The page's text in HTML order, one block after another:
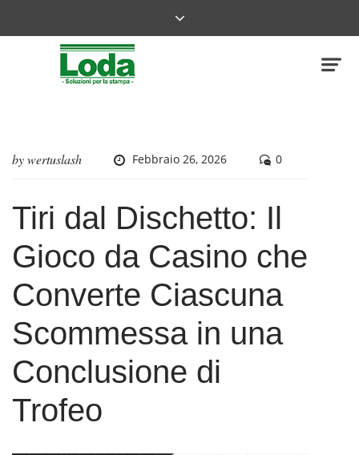
bywertuslash Febbraio 26, 2026 0
Tiri dal Dischetto: Il
Gioco da Casino che
Converte Ciascuna
Scommessa in una
Conclusione di
Trofeo